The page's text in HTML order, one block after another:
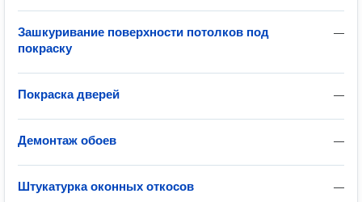
—
Зашкуривание поверхности потолков под
покраску
—
Покраска дверей
—
Демонтаж обоев
—
Штукатурка оконных откосов